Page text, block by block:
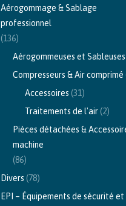
Aérogommage & Sablage
professionnel
(136)
Aérogommeuses et Sableuses
Compresseurs & Air comprimé
Accessoires (31)
Traitements de l'air(2)
Pièces détachées &
machine
(86)
Divers (78)
EPI – Équipements de sécurité et